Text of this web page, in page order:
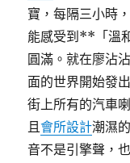
寶，每隔三小時
能感受到**「溫
圓滿。就在廖沾
面的世界開始發
街上所有的汽車
且會所設計潮濕
音不是引擎聲，也